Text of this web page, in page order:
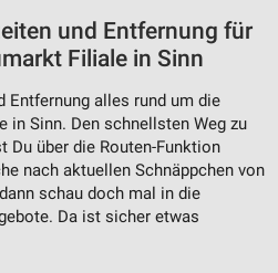
und Entfernung für
Filiale in Sinn
Entfernung alles rund um die
in Sinn. Den schnellsten Weg zu
Du über die Routen-Funktion
nach aktuellen Schnäppchen von
schau doch mal in die
Da ist sicher etwas